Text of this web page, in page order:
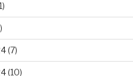
(7)
(10)